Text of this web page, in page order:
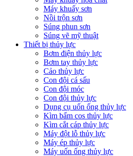
Máy khuấy sơn
Nồi trộn sơn
Súng phun sơn
Súng vẽ mỹ thuật
Thiết bị thủy lực
Bơm điện thủy lực
Bơm tay thủy lực
Cảo thủy lực
Con đội cá sấu
Con đội móc
Con đội thủy lực
Dụng cụ uốn ống thủy lực
Kìm bấm cos thủy lực
Kìm cắt cáp thủy lực
Máy đột lỗ thủy lực
Máy ép thủy lực
Máy uốn ống thủy lực